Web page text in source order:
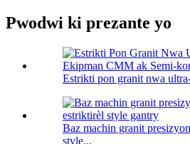
Pwodwi ki prezante yo
Estrikti pon granit nwa
Baz machin granit
style...